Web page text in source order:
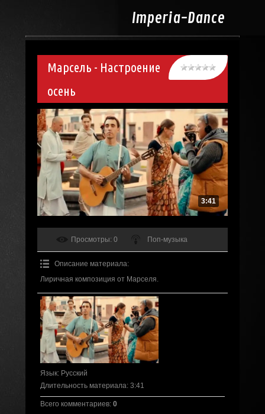
Imperia-Dance
Марсель - Настроение
осень
3:41
Просмотры: 0 Поп-музыка
Описание материала:
Лиричная композиция от Марселя.
Язык: Русский
Длительность материала: 3:41
Всего комментариев: 0